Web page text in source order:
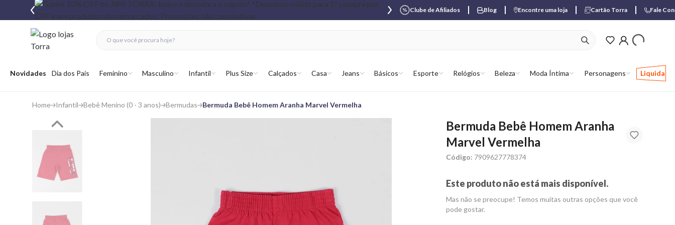
Clube de Afiliados Blog Encontre uma loja Cartão Torra Fale
Abrir menu
Novidades Dia dos Pais Feminino Masculino Infantil Plus Size Calçados Casa Jeans Básicos Esporte Relógios Beleza Moda Íntima Personagens Liquida
ver produtos
fechar menu
fechar menu
favoritos
Home Infantil Bebê Menino (0 - 3 anos) Bermudas Bermuda Bebê Homem Aranha Marvel Vermelha
Bermuda Bebê Homem Aranha
Marvel Vermelha
Código: 7909627778374
Este produto não está mais disponível.
Mas não se preocupe! Temos muitas outras opções que você
pode gostar.